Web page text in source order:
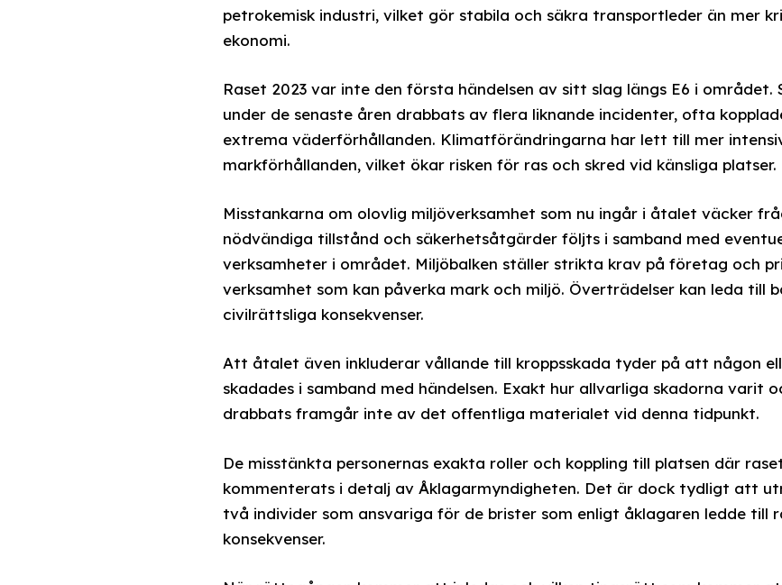
petrokemisk industri, vilket gör stabila och säkra transportleder än mer
ekonomi.
Raset 2023 var inte den första händelsen av sitt slag längs E6 i området.
under de senaste åren drabbats av flera liknande incidenter, ofta
extrema väderförhållanden. Klimatförändringarna har lett till mer
markförhållanden, vilket ökar risken för ras och skred vid känsliga platser.
Misstankarna om olovlig miljöverksamhet som nu ingår i åtalet väcker
nödvändiga tillstånd och säkerhetsåtgärder följts i samband med
verksamheter i området. Miljöbalken ställer strikta krav på företag och
verksamhet som kan påverka mark och miljö. Överträdelser kan leda till
civilrättsliga konsekvenser.
Att åtalet även inkluderar vållande till kroppsskada tyder på att någon
skadades i samband med händelsen. Exakt hur allvarliga skadorna varit
drabbats framgår inte av det offentliga materialet vid denna tidpunkt.
De misstänkta personernas exakta roller och koppling till platsen där
kommenterats i detalj av Åklagarmyndigheten. Det är dock tydligt att
två individer som ansvariga för de brister som enligt åklagaren ledde till
konsekvenser.